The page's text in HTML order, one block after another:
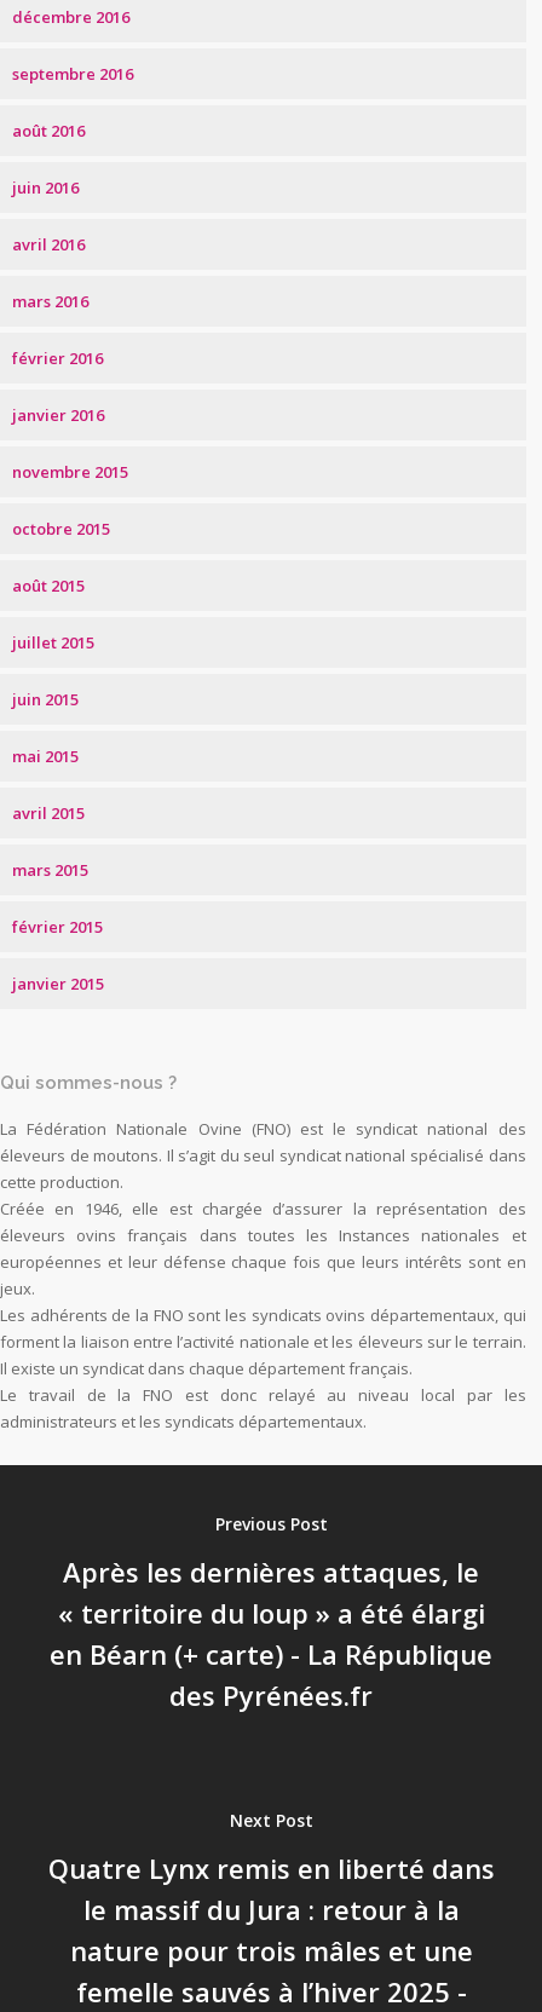
décembre 2016
septembre 2016
août 2016
juin 2016
avril 2016
mars 2016
février 2016
janvier 2016
novembre 2015
octobre 2015
août 2015
juillet 2015
juin 2015
mai 2015
avril 2015
mars 2015
février 2015
janvier 2015
Qui sommes-nous ?
La Fédération Nationale Ovine (FNO) est le syndicat national des
éleveurs de moutons. Il s’agit du seul syndicat national spécialisé dans
cette production.
Créée en 1946, elle est chargée d’assurer la représentation des
éleveurs ovins français dans toutes les Instances nationales et
européennes et leur défense chaque fois que leurs intérêts sont en
jeux.
Les adhérents de la FNO sont les syndicats ovins départementaux, qui
forment la liaison entre l’activité nationale et les éleveurs sur le terrain.
Il existe un syndicat dans chaque département français.
Le travail de la FNO est donc relayé au niveau local par les
administrateurs et les syndicats départementaux.
Previous Post
Après les dernières attaques, le
« territoire du loup » a été élargi
en Béarn (+ carte) - La République
des Pyrénées.fr
Next Post
Quatre Lynx remis en liberté dans
le massif du Jura : retour à la
nature pour trois mâles et une
femelle sauvés à l’hiver 2025 -